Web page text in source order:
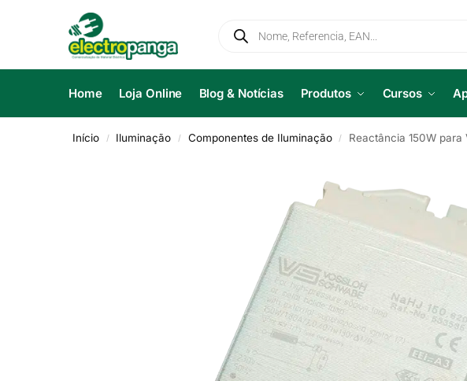
Home Loja Online Blog & Notícias Produtos Cursos
Início / Iluminação / Componentes de Iluminação / Reactância 150W